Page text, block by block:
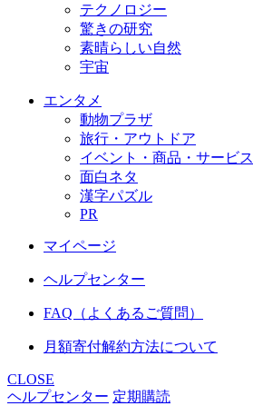
テクノロジー
驚きの研究
素晴らしい自然
宇宙
エンタメ
動物プラザ
旅行・アウトドア
イベント・商品・サービス
面白ネタ
漢字パズル
PR
マイページ
ヘルプセンター
FAQ（よくあるご質問）
月額寄付解約方法について
CLOSE
ヘルプセンター 定期購読